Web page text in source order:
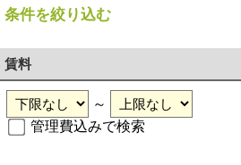
条件を絞り込む
賃料
～
管理費込みで検索